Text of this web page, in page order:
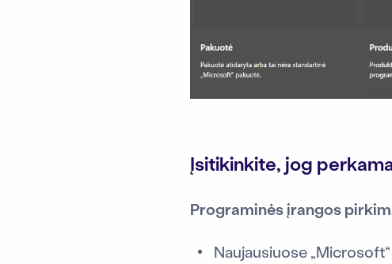
Įsitikinkite, jog
Programinės įrangos
Naujausiuose